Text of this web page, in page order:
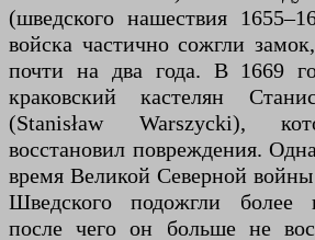
(шведского нашествия
войска частично сожгли
почти на два года. В 1669
краковский кастелян
(Stanisław Warszycki),
восстановил повреждения.
время Великой Северной
Шведского подожгли более
после чего он больше не